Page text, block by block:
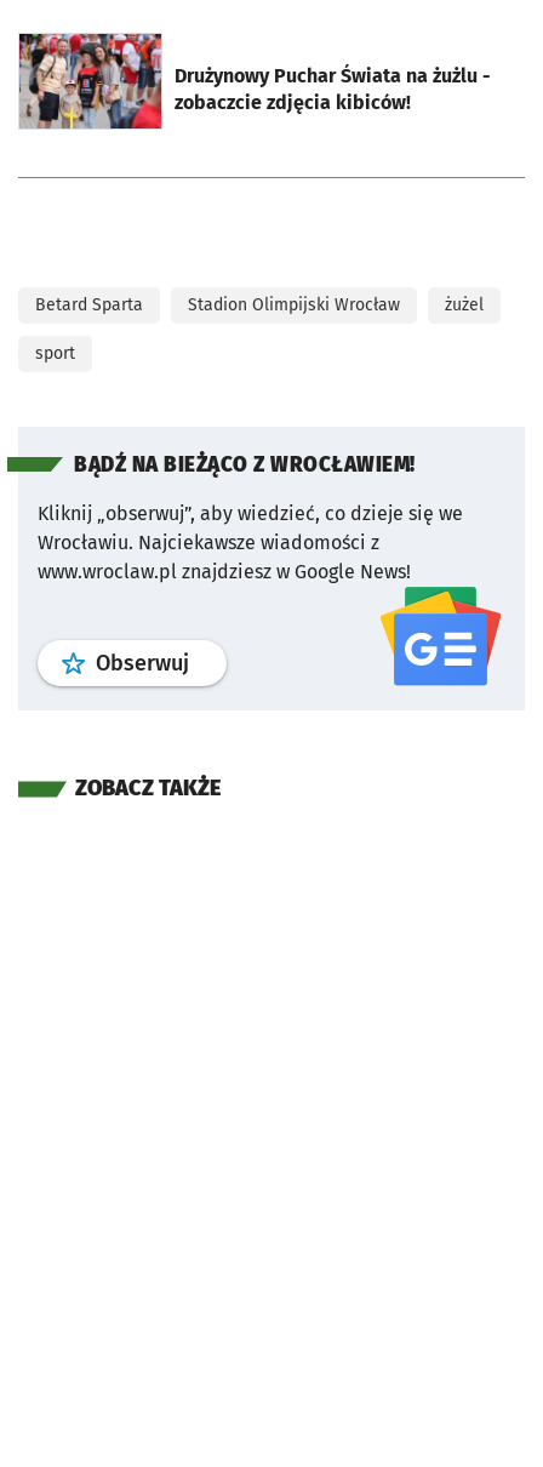
Drużynowy Puchar Świata na żużlu -
zobaczcie zdjęcia kibiców!
otworzy się w nowej karcie
Betard Sparta Stadion Olimpijski Wrocław żużel
sport
BĄDŹ NA BIEŻĄCO Z WROCŁAWIEM!
Kliknij „obserwuj”, aby wiedzieć, co dzieje się we
Wrocławiu. Najciekawsze wiadomości z
www.wroclaw.pl znajdziesz w Google News!
Obserwuj profil serwisu
ZOBACZ TAKŻE